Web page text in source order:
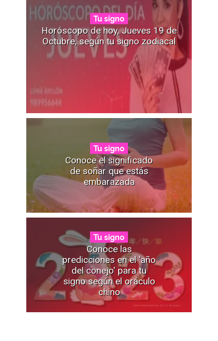
Tu signo
Horóscopo de hoy, Jueves 19 de
Octubre, según tu signo zodiacal
Tu signo
Conoce el significado
de soñar que estás
embarazada
Tu signo
Conoce las
predicciones en el 'año
del conejo' para tu
signo según el oráculo
chino